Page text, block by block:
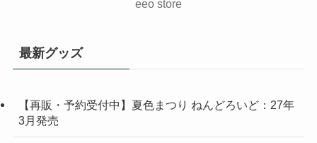
eeo store
最新グッズ
【再販・予約受付中】夏色まつり ねんどろいど：27年
3月発売